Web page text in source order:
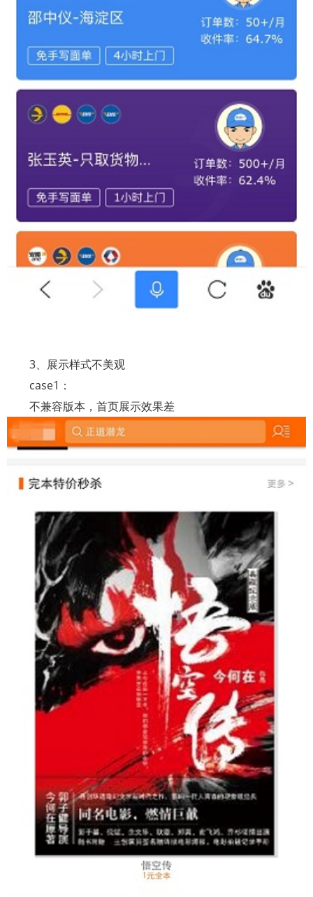
3、展示样式不美观
case1 ：
不兼容版本，首页展示效果差